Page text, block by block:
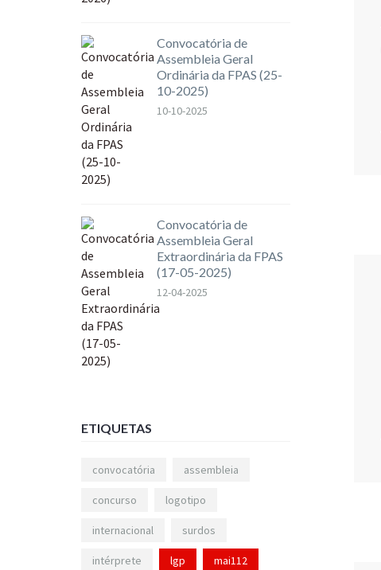
Convocatória de
Assembleia Geral
Ordinária da FPAS (25-
10-2025)
10-10-2025
Convocatória de
Assembleia Geral
Extraordinária da FPAS
(17-05-2025)
12-04-2025
ETIQUETAS
convocatória assembleia
concurso logotipo
internacional surdos
intérprete lgp mai112